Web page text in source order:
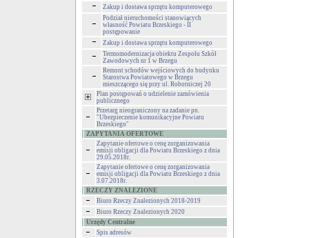
Zakup i dostawa sprzętu komputerowego
Podział nieruchomości stanowiących
własność Powiatu Brzeskiego - II
postępowanie
Zakup i dostawa sprzętu komputerowego
Termomodernizacja obiektu Zespołu Szkół
Zawodowych nr 1 w Brzegu
Remont schodów wejściowych do budynku
Starostwa Powiatowego w Brzegu
mieszczącego się przy ul. Robotniczej 20
Plan postępowań o udzielenie zamówienia
publicznego
Przetarg nieograniczony na zadanie pn.
"Ubezpieczenie komunikacyjne Powiatu
Brzeskiego"
ZAPYTANIA OFERTOWE
Zapytanie ofertowe o cenę zorganizowania
emisji obligacji dla Powiatu Brzeskiego z dnia
29.05.2018r.
Zapytanie ofertowe o cenę zorganizowania
emisji obligacji dla Powiatu Brzeskiego z dnia
3.07.2018r.
RZECZY ZNALEZIONE
Biuro Rzeczy Znalezionych 2018-2019
Biuro Rzeczy Znalezionych 2020
Urzędy Centralne
Spis adresów